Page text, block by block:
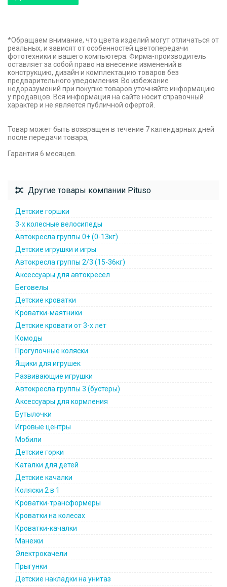
*Обращаем внимание, что цвета изделий могут отличаться от
реальных, и зависят от особенностей цветопередачи
фототехники и вашего компьютера. Фирма-производитель
оставляет за собой право на внесение изменений в
конструкцию, дизайн и комплектацию товаров без
предварительного уведомления. Во избежание
недоразумений при покупке товаров уточняйте информацию
у продавцов. Вся информация на сайте носит справочный
характер и не является публичной офертой.
Товар может быть возвращен в течение 7 календарных дней
после передачи товара,
Гарантия 6 месяцев.
Другие товары компании Pituso
Детские горшки
3-х колесные велосипеды
Автокресла группы 0+ (0-13кг)
Детские игрушки и игры
Автокресла группы 2/3 (15-36кг)
Аксессуары для автокресел
Беговелы
Детские кроватки
Кроватки-маятники
Детские кровати от 3-х лет
Комоды
Прогулочные коляски
Ящики для игрушек
Развивающие игрушки
Автокресла группы 3 (бустеры)
Аксессуары для кормления
Бутылочки
Игровые центры
Мобили
Детские горки
Каталки для детей
Детские качалки
Коляски 2 в 1
Кроватки-трансформеры
Кроватки на колесах
Кроватки-качалки
Манежи
Электрокачели
Прыгунки
Детские накладки на унитаз